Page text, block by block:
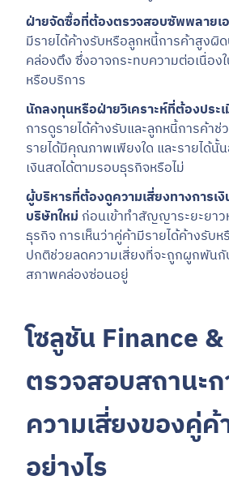
ฝ่ายจัดซื้อที่ต้องตรวจสอบซัพพลายเ
มีรายได้ค้างรับหรือลูกหนี้การค้าสูงผิ
คล่องตึง ซึ่งอาจกระทบความต่อเนื่อง
หรือบริการ
นักลงทุนหรือฝ่ายวิเคราะห์ที่ต้องประ
การดูรายได้ค้างรับและลูกหนี้การค้าช่
รายได้มีคุณภาพเพียงใด และรายได้นั้
เงินสดได้ตามรอบธุรกิจหรือไม่
ผู้บริหารที่ต้องดูความเสี่ยงทางการเ
บริษัทใหม่ ก่อนเข้าทำสัญญาระยะยา
ธุรกิจ การเห็นว่าคู่ค้ามีรายได้ค้างรับ
ปกติช่วยลดความเสี่ยงที่จะถูกผูกพัน
สภาพคล่องซ่อนอยู่
โซลูชัน Finance
ตรวจสอบสถานะก
ความเสี่ยงของคู่ค้
อย่างไร